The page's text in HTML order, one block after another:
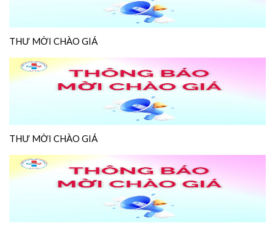
THƯ MỜI CHÀO GIÁ
THƯ MỜI CHÀO GIÁ